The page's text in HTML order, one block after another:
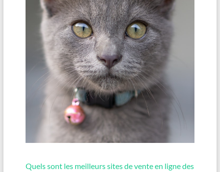
Quels sont les meilleurs sites de vente en ligne des